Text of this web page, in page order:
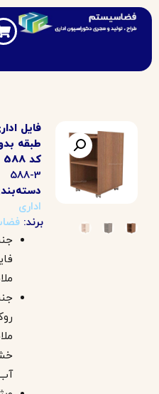
فایل اداری 2
طبقه بدون
588-3
دسته‌بندی:
برند:
جنس
فایل :
ملامینه
جنس
روکش :
خش و